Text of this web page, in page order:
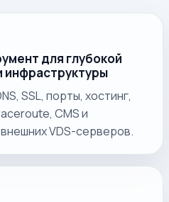
для глубокой
инфраструктуры
SSL, порты, хостинг,
CMS и
VDS-серверов.